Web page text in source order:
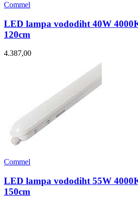
Commel
LED lampa vododiht 40W
120cm
4.387,00
Commel
LED lampa vododiht 55W
150cm